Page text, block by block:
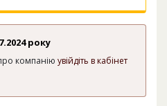
року
компанію увійдіть в кабінет